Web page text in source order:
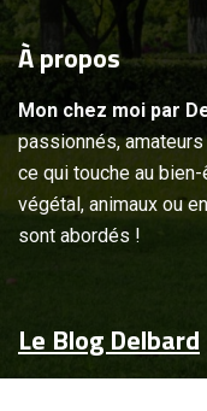
Àpropos
Mon chez moi par
passionnés,
ce qui touche au
végétal, animaux ou
sont abordés !
Le Blog Delbard